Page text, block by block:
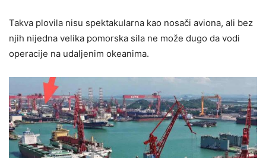
Takva plovila nisu spektakularna kao nosači aviona, ali bez
njih nijedna velika pomorska sila ne može dugo da vodi
operacije na udaljenim okeanima.